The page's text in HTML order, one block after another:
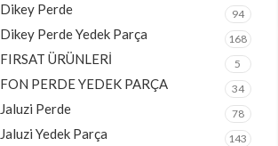
Dikey Perde 94
Dikey Perde Yedek Parça 168
FIRSAT ÜRÜNLERİ 5
FON PERDE YEDEK PARÇA 34
Jaluzi Perde 78
Jaluzi Yedek Parça 143